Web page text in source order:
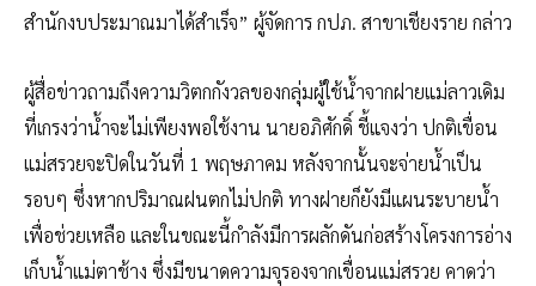
สำนักงบประมาณมาได้สำเร็จ” ผู้จัดการ กปภ. สาขาเชียงราย กล่าว
ผู้สื่อข่าวถามถึงความวิตกกังวลของกลุ่มผู้ใช้น้ำจากฝายแม่ลาวเดิม
ที่เกรงว่าน้ำจะไม่เพียงพอใช้งาน นายอภิศักดิ์ ชี้แจงว่า ปกติเขื่อน
แม่สรวยจะปิดในวันที่ 1 พฤษภาคม หลังจากนั้นจะจ่ายน้ำเป็น
รอบๆ ซึ่งหากปริมาณฝนตกไม่ปกติ ทางฝายก็ยังมีแผนระบายน้ำ
เพื่อช่วยเหลือ และในขณะนี้กำลังมีการผลักดันก่อสร้างโครงการอ่าง
เก็บน้ำแม่ตาช้าง ซึ่งมีขนาดความจุรองจากเขื่อนแม่สรวย คาดว่า